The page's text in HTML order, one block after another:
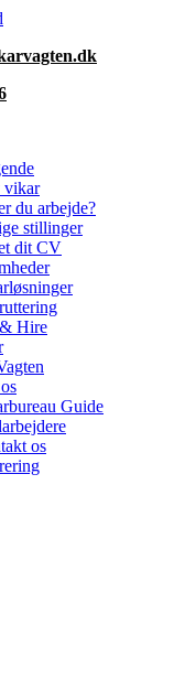
du arbejde?
stillinger
dit CV
Hire
Guide
os